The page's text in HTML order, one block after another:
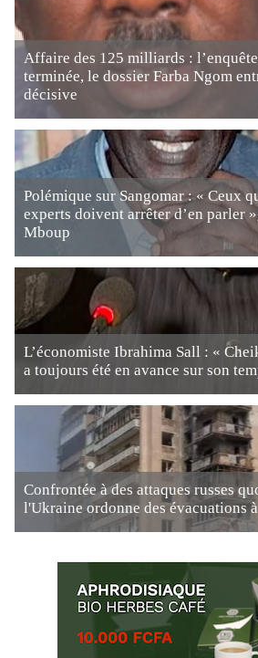
Affaire des 125 milliards :
terminée, le dossier Farba Ngom
décisive
Polémique sur Sangomar : « Ceux
experts doivent arrêter d’en parler
Mboup
L’économiste Ibrahima Sall : «
a toujours été en avance sur son
Confrontée à des attaques russes
l'Ukraine ordonne des évacuations